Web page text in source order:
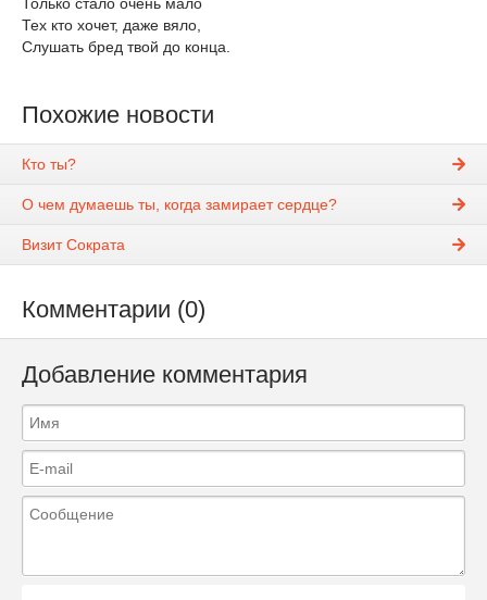
Тех кто хочет, даже вяло,
Слушать бред твой до конца.
Похожие новости
Кто ты?
О чем думаешь ты, когда замирает сердце?
Визит Сократа
Комментарии (0)
Добавление комментария